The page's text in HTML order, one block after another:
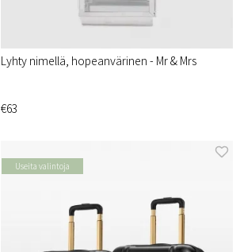
Lyhty nimellä, hopeanvärinen - Mr & Mrs
€63
Useita valintoja